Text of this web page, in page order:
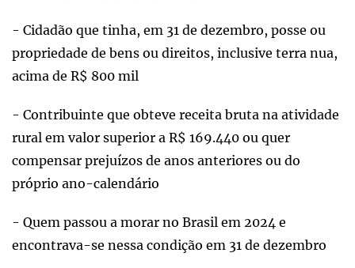
- Cidadão que tinha, em 31 de dezembro, posse ou
propriedade de bens ou direitos, inclusive terra nua,
acima de R$ 800 mil
- Contribuinte que obteve receita bruta na atividade
rural em valor superior a R$ 169.440 ou quer
compensar prejuízos de anos anteriores ou do
próprio ano-calendário
- Quem passou a morar no Brasil em 2024 e
encontrava-se nessa condição em 31 de dezembro